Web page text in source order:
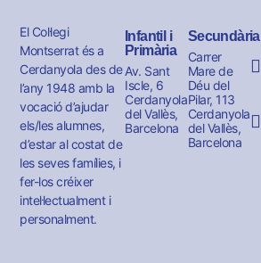
El Col·legi
Montserrat és a
Cerdanyola des de
l’any 1948 amb la
vocació d’ajudar
els/les alumnes,
d’estar al costat de
les seves famílies, i
fer-los créixer
intel·lectualment i
personalment.
Infantil i
Primària
Av. Sant
Iscle, 6
Cerdanyola
del Vallès,
Barcelona
Secundària
Carrer
Mare de
Déu del
Pilar, 113
Cerdanyola
del Vallès,
Barcelona